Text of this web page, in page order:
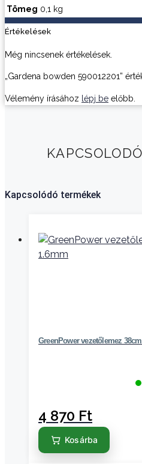
Tömeg 0,1 kg
Értékelések
Még nincsenek értékelések.
„Gardena bowden 590012201”
Vélemény írásához lépj be előbb.
Kapcsolódó termékek
GreenPower vezetőlemez
4 870 Ft
Kosárba